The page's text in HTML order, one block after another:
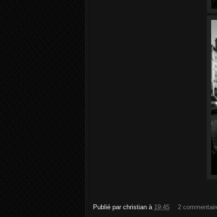
Publié par christian à 19:45 2